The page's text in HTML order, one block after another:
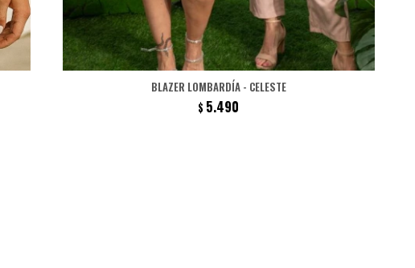
BLAZER LOMBARDÍA - CELESTE
$ 5.490